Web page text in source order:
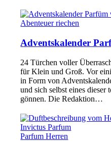
Abenteuer riechen
Adventskalender
24 Türchen voller
für Klein und Groß. Vor
in Form von
und sich selbst eines dieser
gönnen. Die Redaktion…
Parfum Herren